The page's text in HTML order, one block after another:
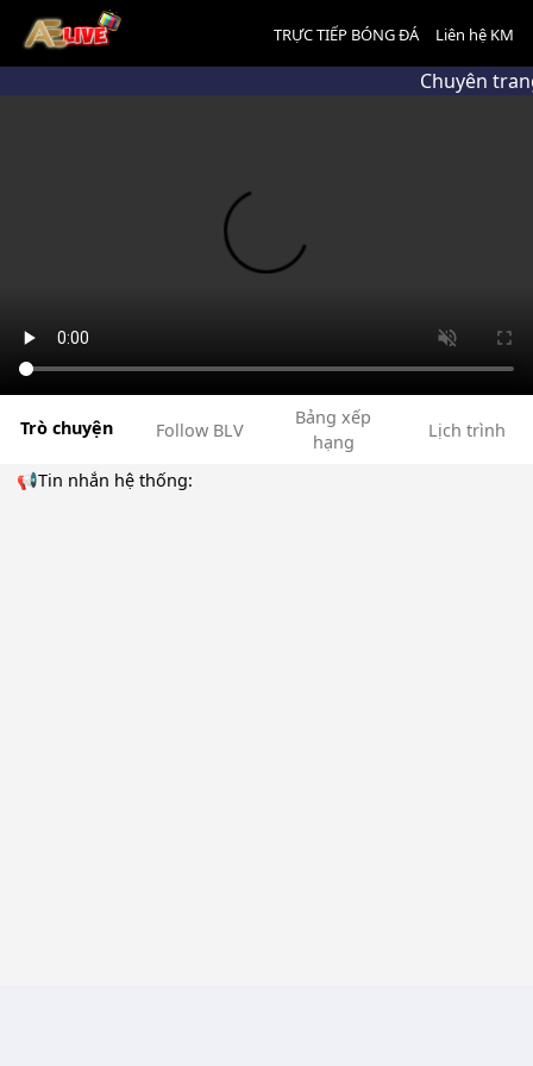
TRỰC TIẾP BÓNG ĐÁ Liên hệ KM
Chuyên
Trò chuyện Follow BLV
Bảng xếp
hạng
Lịch trình
📢Tin nhắn hệ thống: